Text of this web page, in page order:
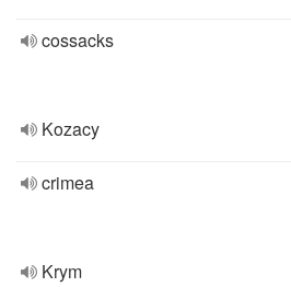
cossacks
Kozacy
crimea
Krym